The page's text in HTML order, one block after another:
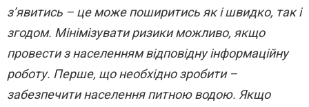
з’явитись – це може поширитись як і швидко, так і
згодом. Мінімізувати ризики можливо, якщо
провести з населенням відповідну інформаційну
роботу. Перше, що необхідно зробити –
забезпечити населення питною водою. Якщо